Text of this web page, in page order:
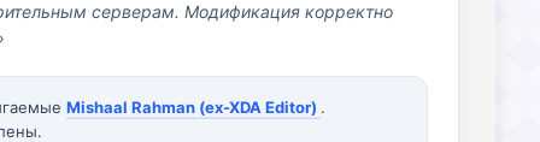
серверам. Модификация корректно
Mishaal Rahman (ex-XDA Editor) .